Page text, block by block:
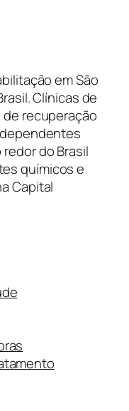
em São
Clínicas de
de recuperação
do Brasil
químicos e
Capital